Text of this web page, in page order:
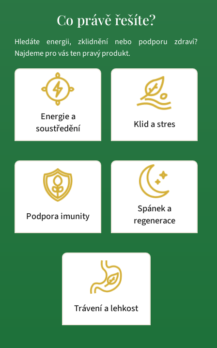
Co právě řešíte?
Hledáte energii, zklidnění nebo podporu zdraví?
Najdeme pro vás ten pravý produkt.
Energie a
soustředění
Klid a stres
Podpora imunity
Spánek a
regenerace
Trávení a lehkost